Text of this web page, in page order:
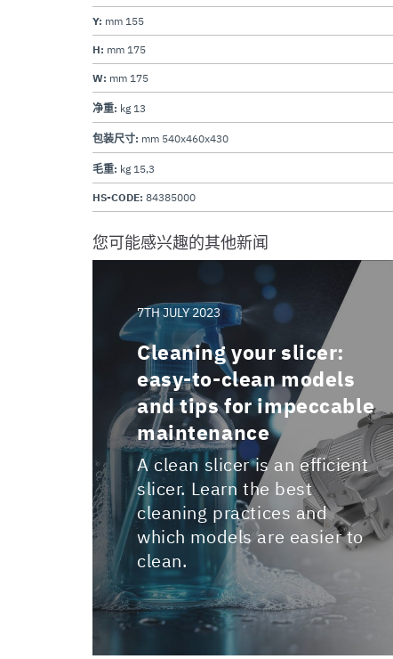
Y: mm 155
H: mm 175
W: mm 175
净重: kg 13
包装尺寸: mm 540x460x430
毛重: kg 15,3
HS-CODE: 84385000
您可能感兴趣的其他新闻
7TH JULY 2023
Cleaning your slicer:
easy-to-clean models
and tips for impeccable
maintenance
A clean slicer is an efficient
slicer. Learn the best
cleaning practices and
which models are easier to
clean.